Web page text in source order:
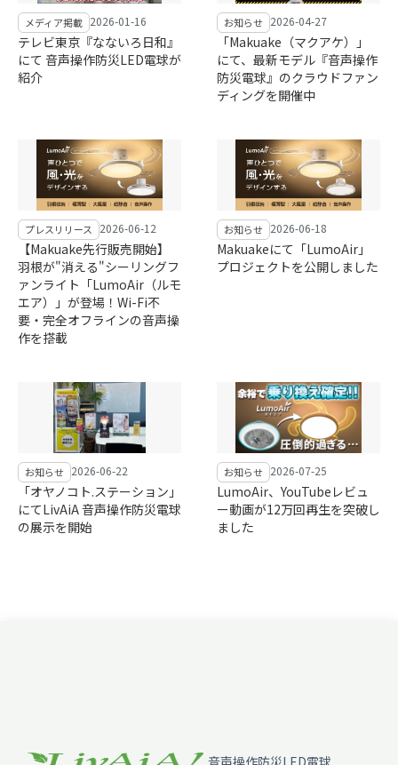
メディア掲載 2026-01-16
テレビ東京『なないろ日和』
にて 音声操作防災LED電球が
紹介
お知らせ 2026-04-27
「Makuake（マクアケ）」
にて、最新モデル『音声操作
防災電球』のクラウドファン
ディングを開催中
プレスリリース 2026-06-12
【Makuake先行販売開始】
羽根が"消える"シーリングフ
ァンライト「LumoAir（ルモ
エア）」が登場！Wi-Fi不
要・完全オフラインの音声操
作を搭載
お知らせ 2026-06-18
Makuakeにて「LumoAir」
プロジェクトを公開しました
お知らせ 2026-06-22
「オヤノコト.ステーション」
にてLivAiA 音声操作防災電球
の展示を開始
お知らせ 2026-07-25
LumoAir、YouTubeレビュ
ー動画が12万回再生を突破し
ました